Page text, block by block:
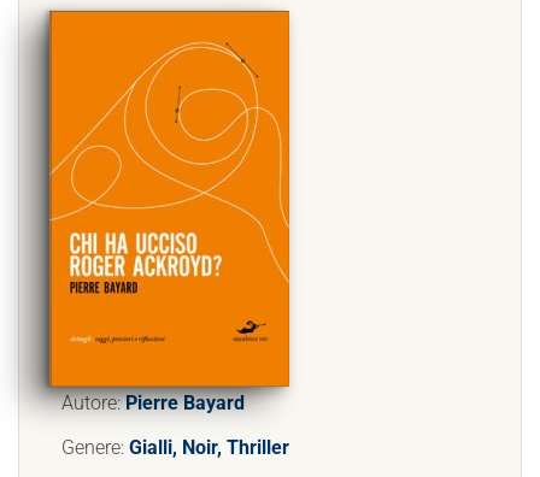
Autore:Pierre Bayard
Genere: Gialli, Noir, Thriller